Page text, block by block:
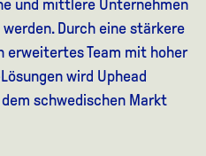
und mittlere Unternehmen
Durch eine stärkere
erweitertes Team mit hoher
wird Uphead
schwedischen Markt